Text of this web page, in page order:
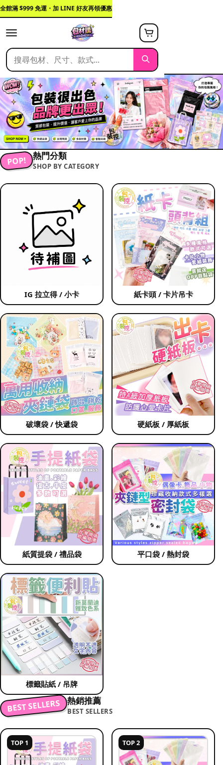
全館滿 $999 免運・加 LINE 好友再領優惠
POP! 熱門分類
SHOP BY CATEGORY
IG 拉立得 / 小卡 紙卡頭 / 卡片吊卡
破壞袋 / 快遞袋 硬紙板 / 厚紙板
紙質提袋 / 禮品袋 平口袋 / 熱封袋
標籤貼紙 / 吊牌
BEST SELLERS 熱銷推薦
BEST SELLERS
TOP 1 TOP 2